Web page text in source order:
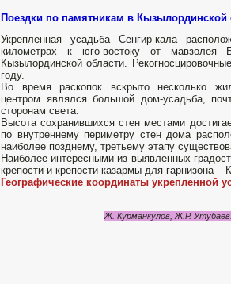
Поездки по памятникам в Кызылординской
Укрепленная усадьба Сенгир-кала
километрах к юго-востоку от
Кызылординской области.
году.
Во время раскопок вскрыто несколько
центром являлся большой дом-усадьба,
сторонам света.
Высота сохранившихся стен местами
по внутреннему периметру стен дома
наиболее позднему, третьему этапу
Наиболее интересными из выявленных
крепости и крепости-казармы для гарнизона
Географические координаты укрепленной
Ж. Курманкулов, Ж.Р.